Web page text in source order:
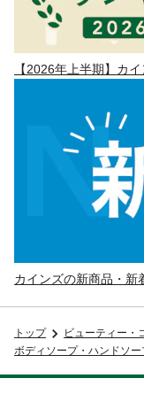
【2026年上半期】カ
カインズの新商品・新
トップ
ビューティー・
ボディソープ・ハンドソー